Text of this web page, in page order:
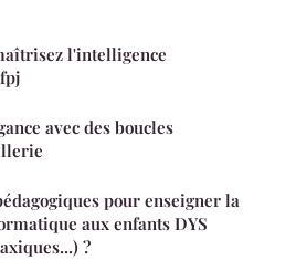
l'intelligence
avec des boucles
pour enseigner la
aux enfants DYS
?